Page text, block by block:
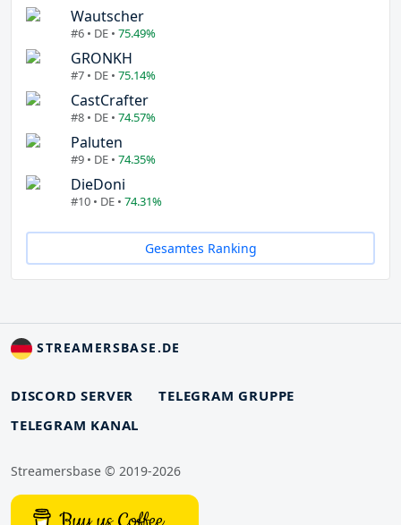
Wautscher
#6 • DE • 75.49%
GRONKH
#7 • DE • 75.14%
CastCrafter
#8 • DE • 74.57%
Paluten
#9 • DE • 74.35%
DieDoni
#10 • DE • 74.31%
Gesamtes Ranking
STREAMERSBASE.DE
DISCORD SERVER
TELEGRAM GRUPPE
TELEGRAM KANAL
Streamersbase © 2019-2026